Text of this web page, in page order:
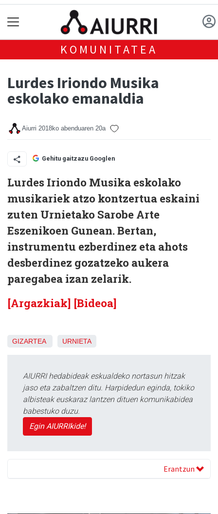
KOMUNITATEA
Lurdes Iriondo Musika
eskolako emanaldia
Aiurri 2018ko abenduaren 20a
Gehitu gaitzazu Googlen
Lurdes Iriondo Musika eskolako
musikariek atzo kontzertua eskaini
zuten Urnietako Sarobe Arte
Eszenikoen Gunean. Bertan,
instrumentu ezberdinez eta ahots
desberdinez gozatzeko aukera
paregabea izan zelarik.
[Argazkiak] [Bideoa]
GIZARTEA URNIETA
AIURRI hedabideak eskualdeko nortasun hitzak
jaso eta zabaltzen ditu. Harpidedun eginda, tokiko
albisteak euskaraz lantzen dituen komunikabidea
babestuko duzu.
Egin AIURRIkide!
Erantzun